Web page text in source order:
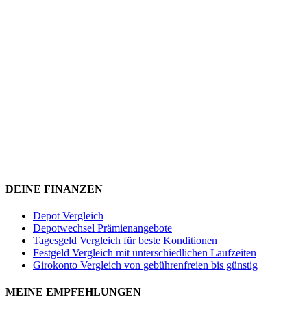
DEINE FINANZEN
Depot Vergleich
Depotwechsel Prämienangebote
Tagesgeld Vergleich für beste Konditionen
Festgeld Vergleich mit unterschiedlichen Laufzeiten
Girokonto Vergleich von gebührenfreien bis günstig
MEINE EMPFEHLUNGEN